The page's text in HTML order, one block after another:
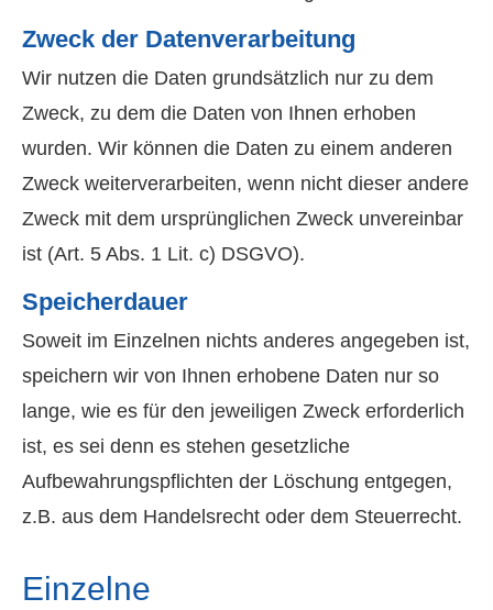
Zweck der Datenverarbeitung
Wir nutzen die Daten grundsätzlich nur zu dem
Zweck, zu dem die Daten von Ihnen erhoben
wurden. Wir können die Daten zu einem anderen
Zweck weiterverarbeiten, wenn nicht dieser andere
Zweck mit dem ursprünglichen Zweck unvereinbar
ist (Art. 5 Abs. 1 Lit. c) DSGVO).
Speicherdauer
Soweit im Einzelnen nichts anderes angegeben ist,
speichern wir von Ihnen erhobene Daten nur so
lange, wie es für den jeweiligen Zweck erforderlich
ist, es sei denn es stehen gesetzliche
Aufbewahrungspflichten der Löschung entgegen,
z.B. aus dem Handelsrecht oder dem Steuerrecht.
Einzelne